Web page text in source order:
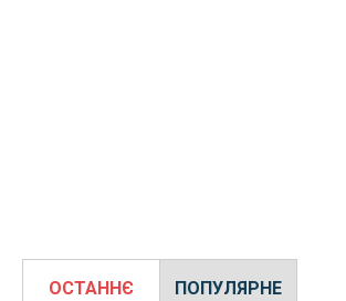
ОСТАННЄ ПОПУЛЯРНЕ